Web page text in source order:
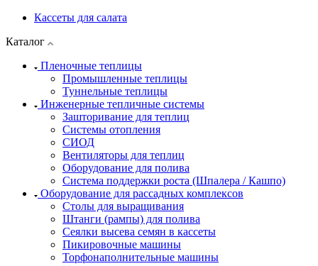
Кассеты для салата
Каталог
Пленочные теплицы
Промышленные теплицы
Туннельные теплицы
Инженерные тепличные системы
Зашторивание для теплиц
Системы отопления
СИОД
Вентиляторы для теплиц
Оборудование для полива
Система поддержки роста (Шпалера / Кашпо)
Оборудование для рассадных комплексов
Столы для выращивания
Штанги (рампы) для полива
Сеялки высева семян в кассеты
Пикировочные машины
Торфонаполнительные машины